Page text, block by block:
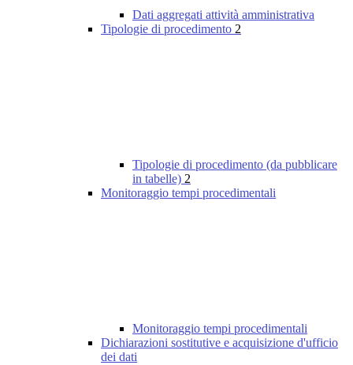
Dati aggregati attività amministrativa
Tipologie di procedimento 2
Tipologie di procedimento (da pubblicare
in tabelle) 2
Monitoraggio tempi procedimentali
Monitoraggio tempi procedimentali
Dichiarazioni sostitutive e acquisizione d'ufficio
dei dati